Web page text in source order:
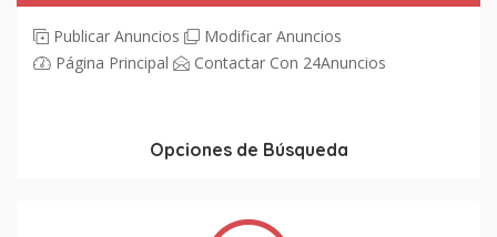
Publicar Anuncios
Modificar Anuncios
Página Principal
Contactar Con 24Anuncios
Opciones de Búsqueda